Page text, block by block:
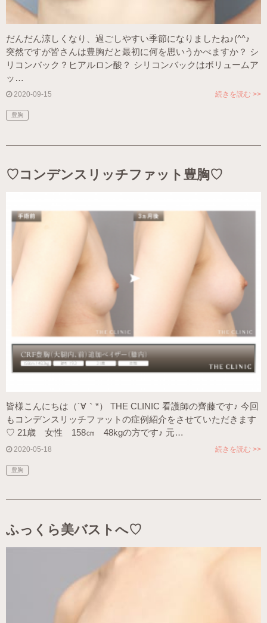
だんだん涼しくなり、過ごしやすい季節になりましたね♪(^^♪
突然ですが皆さんは豊胸だと最初に何を思いうかべますか？ シ
リコンバック？ヒアルロン酸？ シリコンバックはボリュームア
ッ…
2020-09-15 続きを読む >>
豊胸
♡コンデンスリッチファット豊胸♡
皆様こんにちは（´∀｀*） THE CLINIC 看護師の齊藤です♪ 今回
もコンデンスリッチファットの症例紹介をさせていただきます
♡ 21歳 女性 158㎝ 48kgの方です♪ 元…
2020-05-18 続きを読む >>
豊胸
ふっくら美バストへ♡